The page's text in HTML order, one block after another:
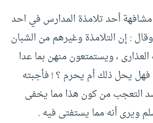
أحد تلامذة المدارس في احد
: إن التلامذة وغيرهم من الشبان
، ويستمتعون منهن بما عدا
فهل يحل ذلك أم يحرم ؟ ! فأجبته
التعجب من كون هذا مما يخفى
ويرى أنه مما يستفتى فيه .